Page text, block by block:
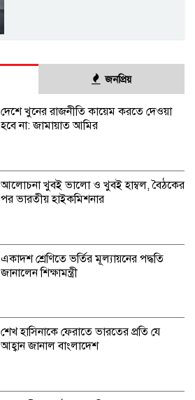
জনপ্রিয়
দেশে খুনের রাজনীতি কায়েম করতে দেওয়া
হবে না: জামায়াত আমির
আলোচনা খুবই ভালো ও খুবই হাম্বল, বৈঠকের
পর ভারতীয় হাইকমিশনার
একাদশ শ্রেণিতে ভর্তির মূল্যায়নের পদ্ধতি
জানালেন শিক্ষামন্ত্রী
শেখ হাসিনাকে ফেরাতে ভারতের প্রতি যে
আহ্বান জানাল বাংলাদেশ